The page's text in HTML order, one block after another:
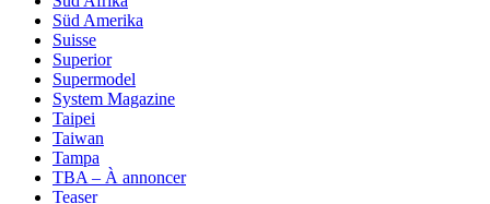
Süd Amerika
Suisse
Superior
Supermodel
System Magazine
Taipei
Taiwan
Tampa
TBA – À annoncer
Teaser